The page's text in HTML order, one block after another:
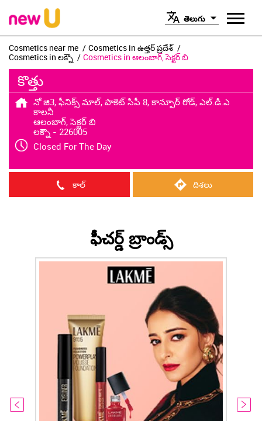
తెలుగు
Cosmetics near me
Cosmetics in ఉత్తర్ ప్రదేశ్
Cosmetics in లక్నౌ
Cosmetics in ఆలంబాగ్, సెక్టర్ బి
కొత్తు
నో జి3, ఫీనిక్స్ మాల్, పాకెట్ సిపీ 8, కాన్పూర్ రోడ్, ఎల్.డి.ఎ
కాలనీ
ఆలంబాగ్, సెక్టర్ బి
లక్నౌ - 226005
Closed For The Day
కాల్ దిశలు
ఫీచర్డ్ బ్రాండ్స్